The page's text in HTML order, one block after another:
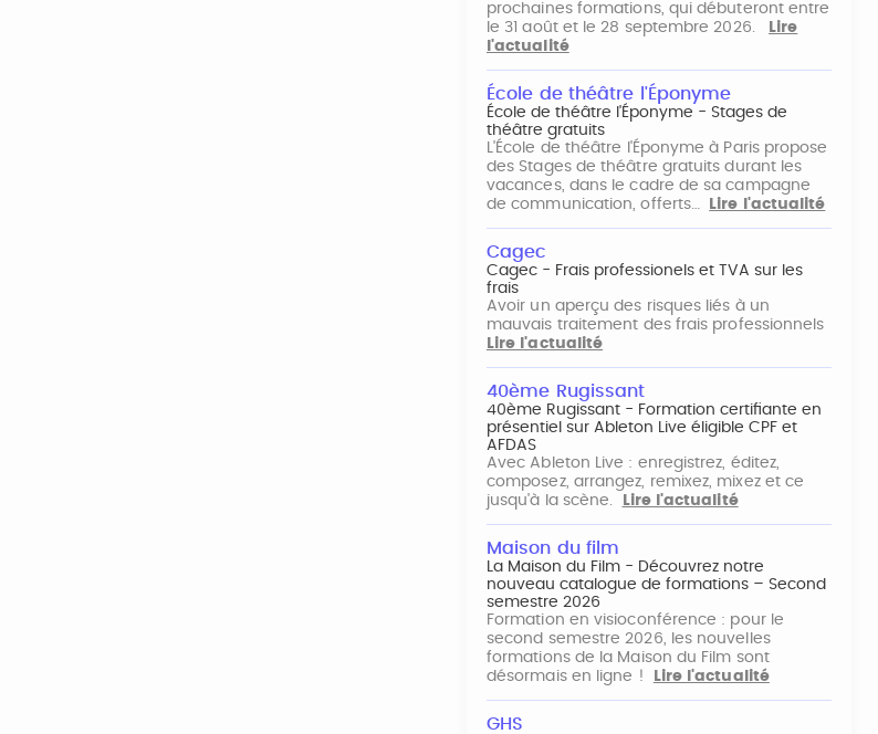
prochaines formations, qui débuteront entre
le 31 août et le 28 septembre 2026.
Lire
l'actualité
École de théâtre l'Éponyme
École de théâtre l'Éponyme - Stages de
théâtre gratuits
L'École de théâtre l'Éponyme à Paris propose
des Stages de théâtre gratuits durant les
vacances, dans le cadre de sa campagne
de communication, offerts…
Lire l'actualité
Cagec
Cagec - Frais professionels et TVA sur les
frais
Avoir un aperçu des risques liés à un
mauvais traitement des frais professionnels
Lire l'actualité
40ème Rugissant
40ème Rugissant - Formation certifiante en
présentiel sur Ableton Live éligible CPF et
AFDAS
Avec Ableton Live : enregistrez, éditez,
composez, arrangez, remixez, mixez et ce
jusqu'à la scène.
Lire l'actualité
Maison du film
La Maison du Film - Découvrez notre
nouveau catalogue de formations – Second
semestre 2026
Formation en visioconférence : pour le
second semestre 2026, les nouvelles
formations de la Maison du Film sont
désormais en ligne !
Lire l'actualité
GHS